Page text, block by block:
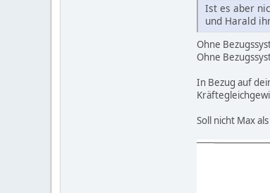
Ist es aber
und Harald
Ohne
Ohne
In Bezug auf
Soll nicht Max